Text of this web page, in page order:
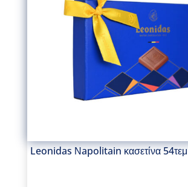
Leonidas Νapolitain κασετίνα 54τεμ